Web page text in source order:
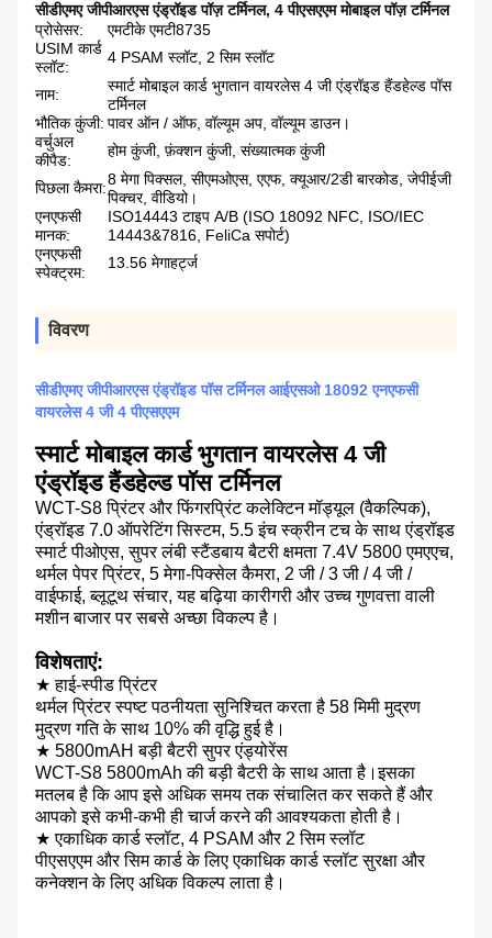
सीडीएमए जीपीआरएस एंड्रॉइड पॉज़ टर्मिनल, 4 पीएसएएम मोबाइल पॉज़ टर्मिनल
प्रोसेसर:
एमटीके एमटी8735
USIM कार्ड
स्लॉट:
4 PSAM स्लॉट, 2 सिम स्लॉट
नाम:
स्मार्ट मोबाइल कार्ड भुगतान वायरलेस 4 जी एंड्रॉइड हैंडहेल्ड पॉस
टर्मिनल
भौतिक कुंजी: पावर ऑन / ऑफ, वॉल्यूम अप, वॉल्यूम डाउन।
वर्चुअल
कीपैड:
होम कुंजी, फ़ंक्शन कुंजी, संख्यात्मक कुंजी
पिछला कैमरा:8 मेगा पिक्सल, सीएमओएस, एएफ, क्यूआर/2डी बारकोड, जेपीईजी
पिक्चर, वीडियो।
एनएफसी
मानक:
ISO14443 टाइप A/B (ISO 18092 NFC, ISO/IEC
14443&7816, FeliCa सपोर्ट)
एनएफसी
स्पेक्ट्रम:
13.56 मेगाहर्ट्ज
विवरण
सीडीएमए जीपीआरएस एंड्रॉइड पॉस टर्मिनल आईएसओ 18092 एनएफसी
वायरलेस 4 जी 4 पीएसएएम
स्मार्ट मोबाइल कार्ड भुगतान वायरलेस 4 जी
एंड्रॉइड हैंडहेल्ड पॉस टर्मिनल
WCT-S8 प्रिंटर और फिंगरप्रिंट कलेक्टिन मॉड्यूल (वैकल्पिक),
एंड्रॉइड 7.0 ऑपरेटिंग सिस्टम, 5.5 इंच स्क्रीन टच के साथ एंड्रॉइड
स्मार्ट पीओएस, सुपर लंबी स्टैंडबाय बैटरी क्षमता 7.4V 5800 एमएएच,
थर्मल पेपर प्रिंटर, 5 मेगा-पिक्सेल कैमरा, 2 जी / 3 जी / 4 जी /
वाईफाई, ब्लूटूथ संचार, यह बढ़िया कारीगरी और उच्च गुणवत्ता वाली
मशीन बाजार पर सबसे अच्छा विकल्प है।
विशेषताएं:
★ हाई-स्पीड प्रिंटर
थर्मल प्रिंटर स्पष्ट पठनीयता सुनिश्चित करता है 58 मिमी मुद्रण
मुद्रण गति के साथ 10% की वृद्धि हुई है।
★ 5800mAH बड़ी बैटरी सुपर एंड्योरेंस
WCT-S8 5800mAh की बड़ी बैटरी के साथ आता है।इसका
मतलब है कि आप इसे अधिक समय तक संचालित कर सकते हैं और
आपको इसे कभी-कभी ही चार्ज करने की आवश्यकता होती है।
★ एकाधिक कार्ड स्लॉट, 4 PSAM और 2 सिम स्लॉट
पीएसएएम और सिम कार्ड के लिए एकाधिक कार्ड स्लॉट सुरक्षा और
कनेक्शन के लिए अधिक विकल्प लाता है।